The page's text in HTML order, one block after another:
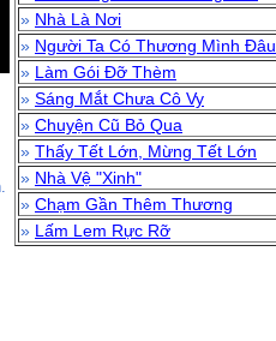
» Nhà Là Nơi
» Người Ta Có Thương Mình Đâu
» Làm Gói Đỡ Thèm
» Sáng Mắt Chưa Cô Vy
» Chuyện Cũ Bỏ Qua
» Thấy Tết Lớn, Mừng Tết Lớn
» Nhà Vệ "Xinh"
» Chạm Gần Thêm Thương
» Lấm Lem Rực Rỡ